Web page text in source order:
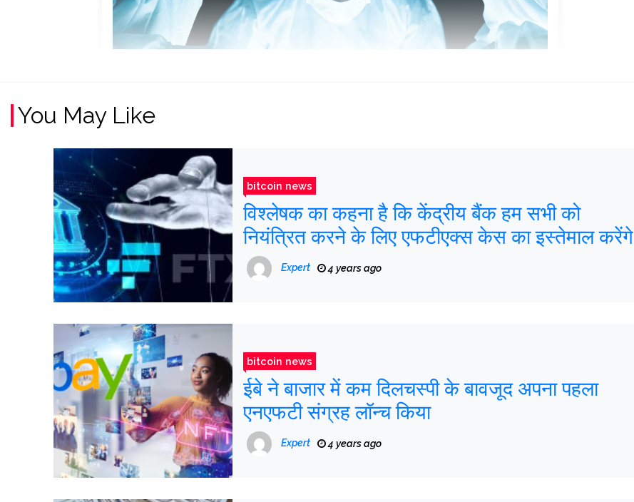
You May Like
bitcoin news
विश्लेषक का कहना है कि केंद्रीय बैंक हम सभी को
नियंत्रित करने के लिए एफटीएक्स केस का इस्तेमाल करेंगे
Expert 4 years ago
bitcoin news
ईबे ने बाजार में कम दिलचस्पी के बावजूद अपना पहला
एनएफटी संग्रह लॉन्च किया
Expert 4 years ago